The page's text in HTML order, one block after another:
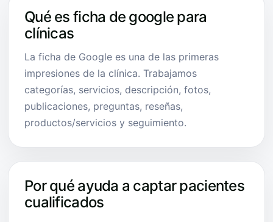
Qué es ficha de google para
clínicas
La ficha de Google es una de las primeras
impresiones de la clínica. Trabajamos
categorías, servicios, descripción, fotos,
publicaciones, preguntas, reseñas,
productos/servicios y seguimiento.
Por qué ayuda a captar pacientes
cualificados